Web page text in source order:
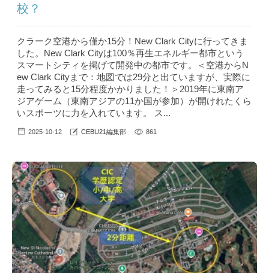
校？
クラーク空港から僅か15分！New Clark Cityに行ってきま
した。New Clark Cityは100％再生エネルギー都市という
スマートシティを掲げて開発中の都市です。＜空港からN
ew Clark Cityまで：地図では29分と出ていますが、実際に
走ってみると15分程度かかりました！＞2019年に東南ア
ジアゲーム（東南アジアの11か国が参加）が開けれたくら
いスポーツに力を入れています。 ス...
2025-10-12 CEBU21編集部 861